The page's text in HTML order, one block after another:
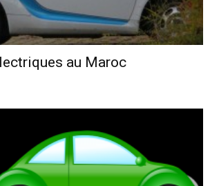
au Maroc